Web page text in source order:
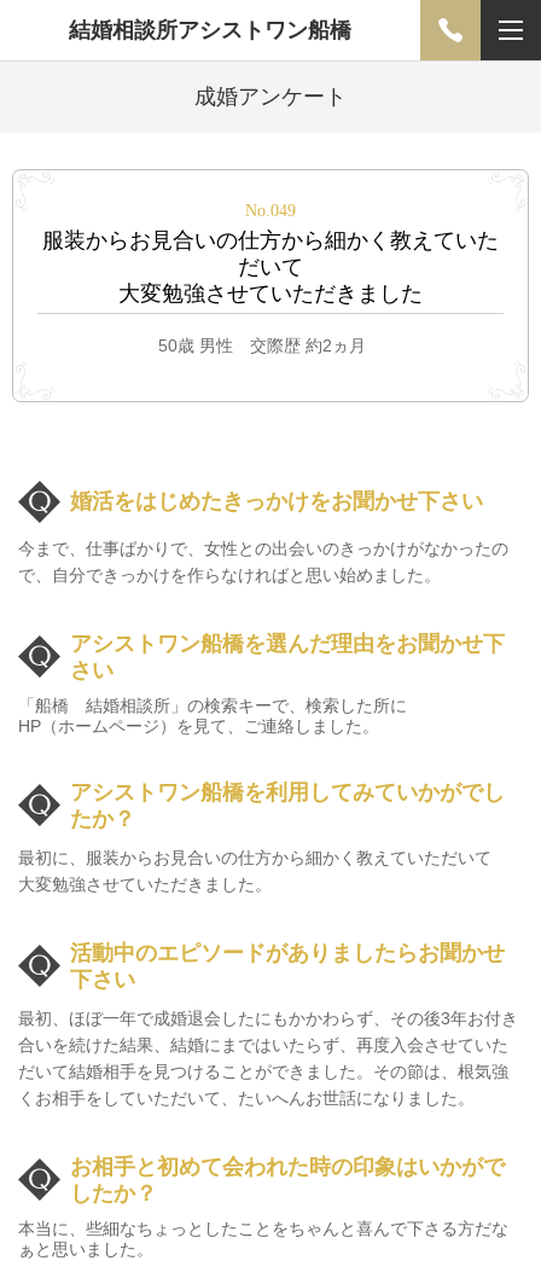
結婚相談所アシストワン船橋
成婚アンケート
No.049
服装からお見合いの仕方から細かく教えていた
だいて
大変勉強させていただきました
50歳 男性 交際歴 約2ヵ月
婚活をはじめたきっかけをお聞かせ下さい
今まで、仕事ばかりで、女性との出会いのきっかけがなかったの
で、自分できっかけを作らなければと思い始めました。
アシストワン船橋を選んだ理由をお聞かせ下
さい
「船橋 結婚相談所」の検索キーで、検索した所に
HP（ホームページ）を見て、ご連絡しました。
アシストワン船橋を利用してみていかがでし
たか？
最初に、服装からお見合いの仕方から細かく教えていただいて
大変勉強させていただきました。
活動中のエピソードがありましたらお聞かせ
下さい
最初、ほぼ一年で成婚退会したにもかかわらず、その後3年お付き
合いを続けた結果、結婚にまではいたらず、再度入会させていた
だいて結婚相手を見つけることができました。その節は、根気強
くお相手をしていただいて、たいへんお世話になりました。
お相手と初めて会われた時の印象はいかがで
したか？
本当に、些細なちょっとしたことをちゃんと喜んで下さる方だな
ぁと思いました。